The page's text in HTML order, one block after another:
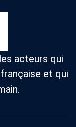
acteurs qui
et qui